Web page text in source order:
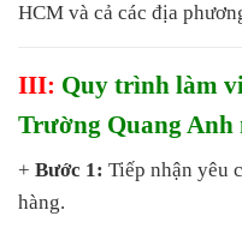
HCM và cả các địa
III: Quy trình làm
Trường Quang Anh
+ Bước 1: Tiếp nhận yêu
hàng.